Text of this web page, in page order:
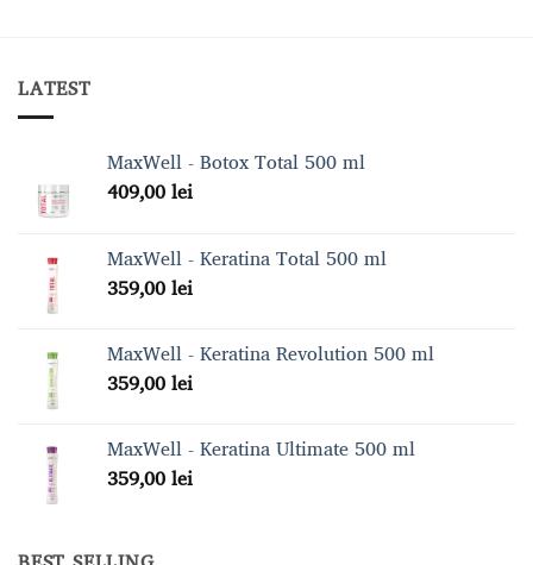
LATEST
MaxWell - Botox Total 500 ml
409,00lei
MaxWell - Keratina Total 500 ml
359,00lei
MaxWell - Keratina Revolution 500 ml
359,00lei
MaxWell - Keratina Ultimate 500 ml
359,00lei